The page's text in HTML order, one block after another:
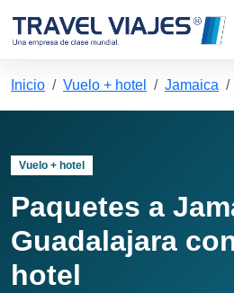
Inicio Vuelo + hotel Jamaica
Vuelo + hotel
Paquetes a
Guadalajara
hotel